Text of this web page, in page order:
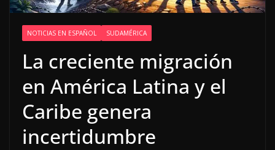
NOTICIAS EN ESPAÑOL SUDAMÉRICA
La creciente migración
en América Latina y el
Caribe genera
incertidumbre